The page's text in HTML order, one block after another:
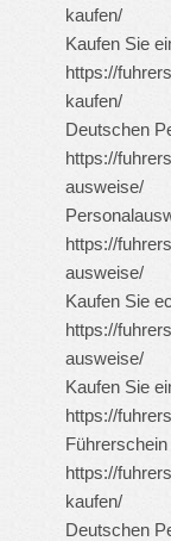
kaufen/
Kaufen Sie
https://
kaufen/
Deutschen
https://
ausweise/
https://
ausweise/
Kaufen Sie
https://
ausweise/
Kaufen Sie
https://
https://
kaufen/
Deutschen